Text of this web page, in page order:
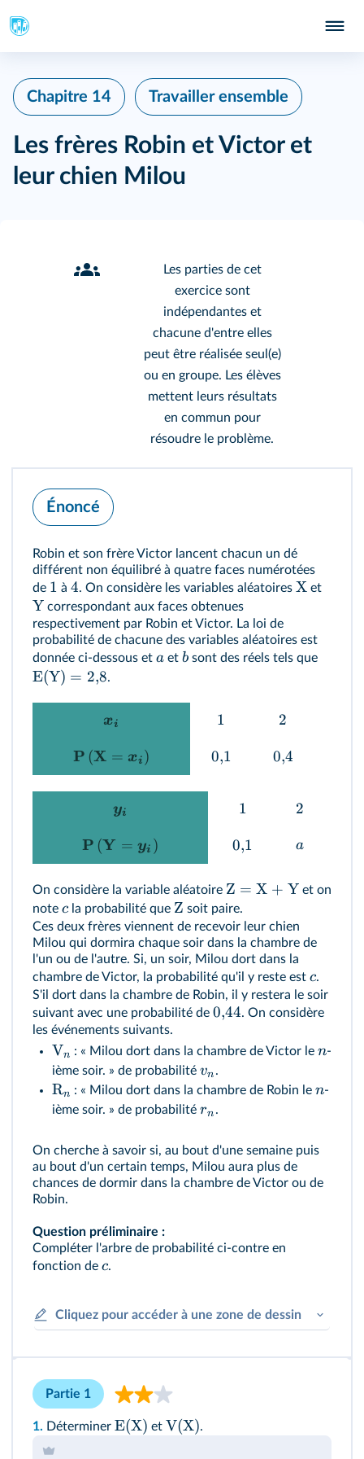
Chapitre 14 Travailler ensemble
Les frères Robin et Victor et
leur chien Milou
Les parties de cet
exercice sont
indépendantes et
chacune d'entre elles
peut être réalisée seul(e)
ou en groupe. Les élèves
mettent leurs résultats
en commun pour
résoudre le problème.
Énoncé
Robin et son frère Victor lancent chacun un dé
différent non équilibré à quatre faces numérotées
de 1 à 4. On considère les variables aléatoires X et
Y correspondant aux faces obtenues
respectivement par Robin et Victor. La loi de
probabilité de chacune des variables aléatoires est
donnée ci-dessous et a et b sont des réels tels que
E(Y) = 2,8.
xi 1 2
P (X = xi ) 0,1 0,4
yi 1 2
P (Y = yi ) 0,1 a
On considère la variable aléatoire Z = X + Y et on
note c la probabilité que Z soit paire.
Ces deux frères viennent de recevoir leur chien
Milou qui dormira chaque soir dans la chambre de
l'un ou de l'autre. Si, un soir, Milou dort dans la
chambre de Victor, la probabilité qu'il y reste est c.
S'il dort dans la chambre de Robin, il y restera le soir
suivant avec une probabilité de 0,44. On considère
les événements suivants.
Vn : « Milou dort dans la chambre de Victor le n-
ième soir. » de probabilité vn .
Rn : « Milou dort dans la chambre de Robin le n-
ième soir. » de probabilité rn .
On cherche à savoir si, au bout d'une semaine puis
au bout d'un certain temps, Milou aura plus de
chances de dormir dans la chambre de Victor ou de
Robin.
Question préliminaire :
Compléter l'arbre de probabilité ci-contre en
fonction de c.
Cliquez pour accéder à une zone de dessin
Partie 1
1. Déterminer E(X) et V(X).